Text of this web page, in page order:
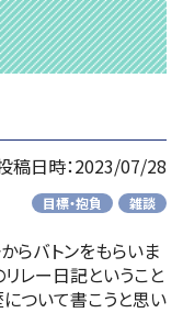
稿日時：2023/07/28
目標・抱負 雑談
らバトンをもらいま
レー日記ということ
ついて書こうと思い